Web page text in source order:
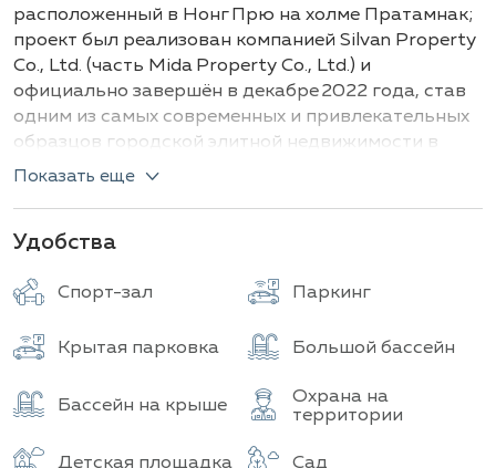
расположенный в Нонг Прю на холме Пратамнак;
проект был реализован компанией Silvan Property
Co., Ltd. (часть Mida Property Co., Ltd.) и
официально завершён в декабре 2022 года, став
одним из самых современных и привлекательных
образцов городской элитной недвижимости в
этом районе.
Типы и детали апартаментов:
Студия
1 спальня, 1 ванная комната
2 спальни, 2 ванные комнаты
Резиденция, расположенная на морском
архитектурным решением, в котором акцент
сделан на стильные и современные элементы для
создания атмосферы премиального комфорта.
Показать еще
Удобства
Спорт-зал Паркинг
Крытая парковка Большой бассейн
Бассейн на крыше
Охрана на
территории
Детская площадка Сад